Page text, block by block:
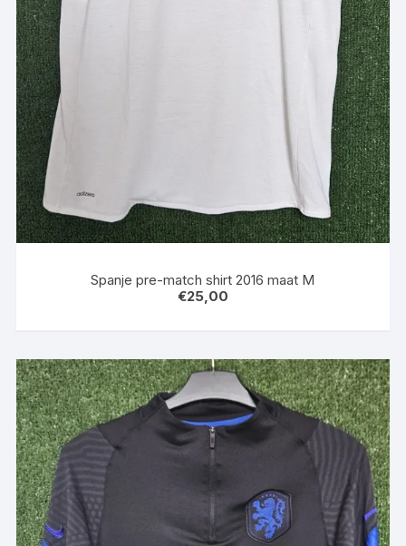
Spanje pre-match shirt 2016 maat M
€25,00